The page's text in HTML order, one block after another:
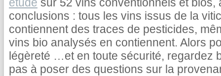
conclusions : tous les vins issus de la
contiennent des traces de pesticides,
vins bio analysés en contiennent. Alors
légèreté …et en toute sécurité, regardez
pas à poser des questions sur la